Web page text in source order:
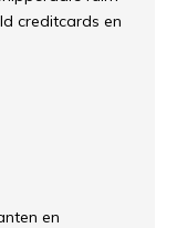
creditcards en
en